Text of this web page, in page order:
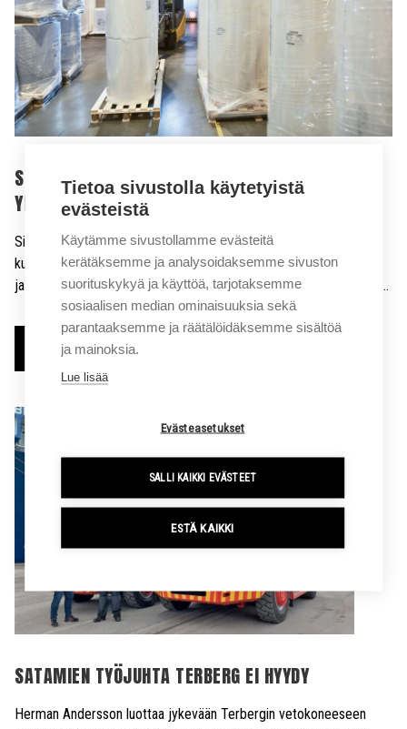
SIGMA TRUKIT JA AHLSTROM JATKAVAT
YHTEISTYÖTÄÄN
Sigma Trukit on solminut uuden yhteistyösopimuksen
kuitupohjaisten ratkaisujen ja tuotteiden valmistukseen,
jalostukseen ja myyntiiin keskittyvän Ahlstromin kanssa. Yritys on…
Lue lisää
SATAMIEN TYÖJUHTA TERBERG EI HYYDY
Herman Andersson luottaa jykevään Terbergin vetokoneeseen
Tietoa sivustolla käytetyistä
evästeistä
Käytämme sivustollamme evästeitä
kerätäksemme ja analysoidaksemme sivuston
suorituskykyä ja käyttöä, tarjotaksemme
sosiaalisen median ominaisuuksia sekä
parantaaksemme ja räätälöidäksemme sisältöä
ja mainoksia.
Lue lisää
Evästeasetukset
SALLI KAIKKI EVÄSTEET
ESTÄ KAIKKI